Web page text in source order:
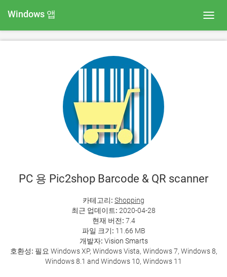
Windows 앱
PC 용 Pic2shop Barcode & QR scanner
카테고리: Shopping
최근 업데이트: 2020-04-28
현재 버전: 7.4
파일 크기: 11.66 MB
개발자: Vision Smarts
호환성: 필요 Windows XP, Windows Vista, Windows 7, Windows 8,
Windows 8.1 and Windows 10, Windows 11